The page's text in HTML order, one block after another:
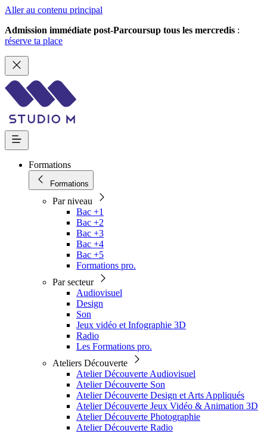
Aller au contenu principal
Admission immédiate post-Parcoursup tous les mercredis :
réserve ta place
Formations
Formations
Par niveau
Bac +1
Bac +2
Bac +3
Bac +4
Bac +5
Formations pro.
Par secteur
Audiovisuel
Design
Son
Jeux vidéo et Infographie 3D
Radio
Les Formations pro.
Ateliers Découverte
Atelier Découverte Audiovisuel
Atelier Découverte Son
Atelier Découverte Design et Arts Appliqués
Atelier Découverte Jeux Vidéo & Animation 3D
Atelier Découverte Photographie
Atelier Découverte Radio